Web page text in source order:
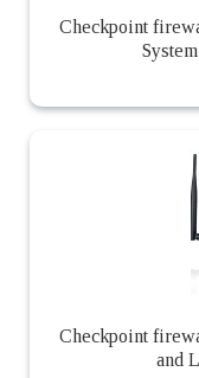
Checkpoint
Checkpoint
and